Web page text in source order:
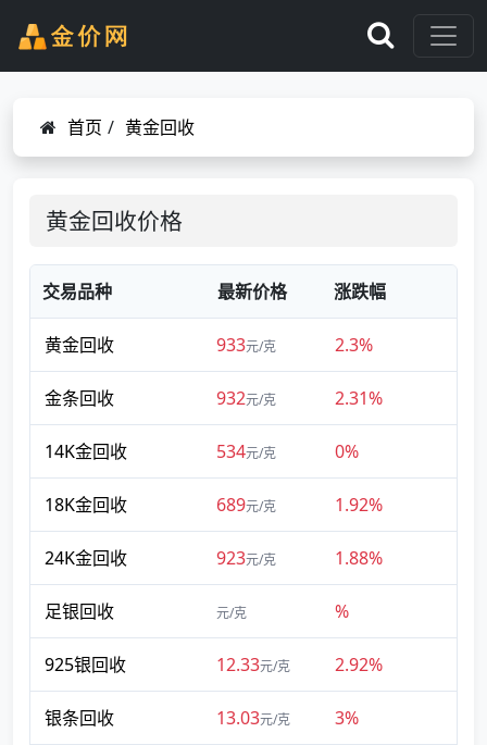
首页 / 黄金回收
黄金回收价格
交易品种 最新价格 涨跌幅
黄金回收 933元/克 2.3%
金条回收 932元/克 2.31%
14K金回收 534元/克 0%
18K金回收 689元/克 1.92%
24K金回收 923元/克 1.88%
足银回收 元/克 %
925银回收 12.33元/克 2.92%
银条回收 13.03元/克 3%